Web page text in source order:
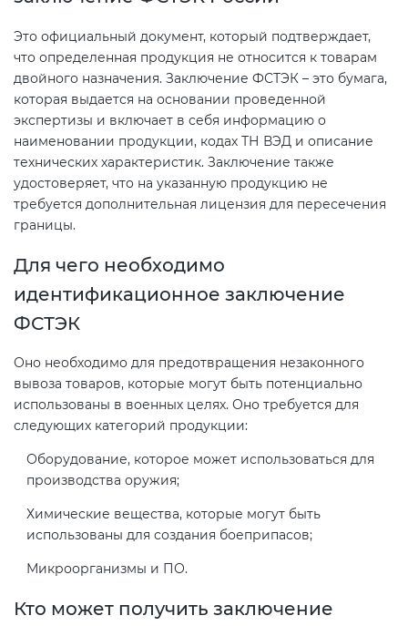
Это официальный документ, который подтверждает,
что определенная продукция не относится к товарам
двойного назначения. Заключение ФСТЭК – это бумага,
которая выдается на основании проведенной
экспертизы и включает в себя информацию о
наименовании продукции, кодах ТН ВЭД и описание
технических характеристик. Заключение также
удостоверяет, что на указанную продукцию не
требуется дополнительная лицензия для пересечения
границы.
Для чего необходимо
идентификационное заключение
ФСТЭК
Оно необходимо для предотвращения незаконного
вывоза товаров, которые могут быть потенциально
использованы в военных целях. Оно требуется для
следующих категорий продукции:
Оборудование, которое может использоваться для
производства оружия;
Химические вещества, которые могут быть
использованы для создания боеприпасов;
Микроорганизмы и ПО.
Кто может получить заключение
Сертификация легкой
промышленности
Сертификация мебели
Сертификация упаковки
Сертификация импортной
продукции
Сертификация для
маркетплейсов
Сертификация детских товаров
Сертификация спортивных
товаров
Сертификация электротехники
20000-1-2021
Сертификат ГОСТ Р ИСО 26000-
2012
Сертификат ГОСТ Р ИСО/МЭК
27001-2021
Сертификат ГОСТ Р ИСО 20121-
2014
Сертификат ГОСТ Р 56404-2021
Сертификат ГОСТ Р 55267-2012
Добровольная сертификация
продукции ГОСТ Р
Добровольный сертификат на
услуги
О безопасности дорог (ТР ТС
014/2011)
О безопасности оборудования
для работы во взрывоопасных
средах (ТР ТС 012/2011)
ТР ТС 011/2011 «Безопасность
лифтов»
О требованиях к средствам
обеспечения пожарной
безопасности и пожаротушения
Декларация соответствия ТР ТС
004/2011
Декларация ТР ТС
Декларирование косметики (ТР
ТС 009)
по схеме 5Д (ТР ТС 010)